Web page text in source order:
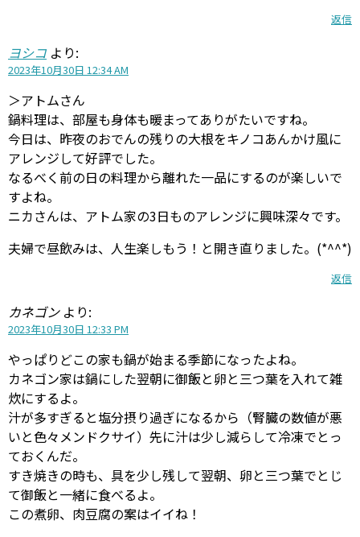
返信
ヨシコ より:
2023年10月30日 12:34 AM
＞アトムさん
鍋料理は、部屋も身体も暖まってありがたいですね。
今日は、昨夜のおでんの残りの大根をキノコあんかけ風に
アレンジして好評でした。
なるべく前の日の料理から離れた一品にするのが楽しいで
すよね。
ニカさんは、アトム家の3日ものアレンジに興味深々です。
夫婦で昼飲みは、人生楽しもう！と開き直りました。(*^^*)
返信
カネゴン より:
2023年10月30日 12:33 PM
やっぱりどこの家も鍋が始まる季節になったよね。
カネゴン家は鍋にした翌朝に御飯と卵と三つ葉を入れて雑
炊にするよ。
汁が多すぎると塩分摂り過ぎになるから（腎臓の数値が悪
いと色々メンドクサイ）先に汁は少し減らして冷凍でとっ
ておくんだ。
すき焼きの時も、具を少し残して翌朝、卵と三つ葉でとじ
て御飯と一緒に食べるよ。
この煮卵、肉豆腐の案はイイね！